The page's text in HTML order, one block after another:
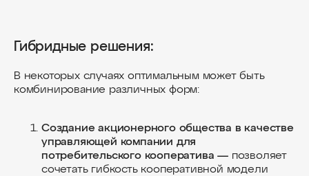
Гибридные решения:
В некоторых случаях оптимальным может быть
комбинирование различных форм:
Создание акционерного общества в качестве
управляющей компании для
потребительского кооператива — позволяет
сочетать гибкость кооперативной модели